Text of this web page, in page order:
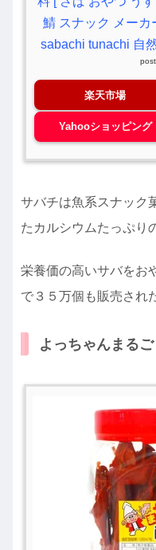
鯖 スナック メーカ
sabachi tunachi 自
楽天市場
Yahooショッピング
サバチは魚系スナック
たカルシウムたっぷり
栄養価の高いサバをお
で３５万個も販売され
よっちゃんまる